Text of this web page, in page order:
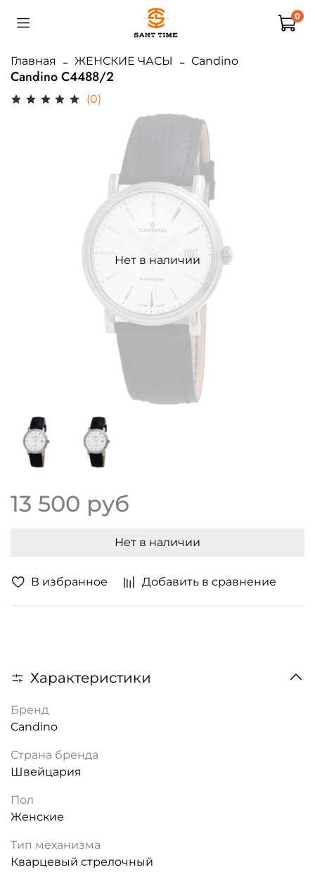
0
Главная ЖЕНСКИЕ ЧАСЫ Candino
Candino C4488/2
(0)
В избранное Добавить в сравнение
Нет в наличии
13 500 руб
Нет в наличии
Характеристики
Бренд
Candino
Страна бренда
Швейцария
Пол
Женские
Тип механизма
Кварцевый стрелочный